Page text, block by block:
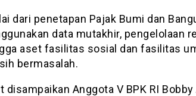
dari penetapan Pajak Bumi dan
data mutakhir, pengelolaan
aset fasilitas sosial dan fasilitas
bermasalah.
disampaikan Anggota V BPK RI